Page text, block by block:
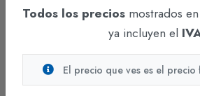
Funza - Cundinamarca
CUENTA
Regístrate y comunícate con
Todos los precios mostrados
ya incluyen el
El precio que ves es el precio